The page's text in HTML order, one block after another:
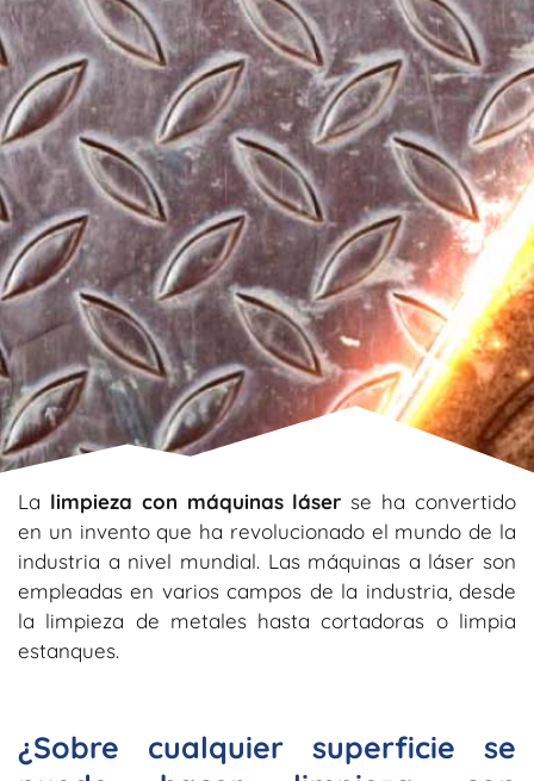
La limpieza con máquinas láserse ha convertido
en un invento que ha revolucionado el mundo de la
industria a nivel mundial. Las máquinas a láser son
empleadas en varios campos de la industria, desde
la limpieza de metales hasta cortadoras o limpia
estanques.
¿Sobre cualquier superficie se